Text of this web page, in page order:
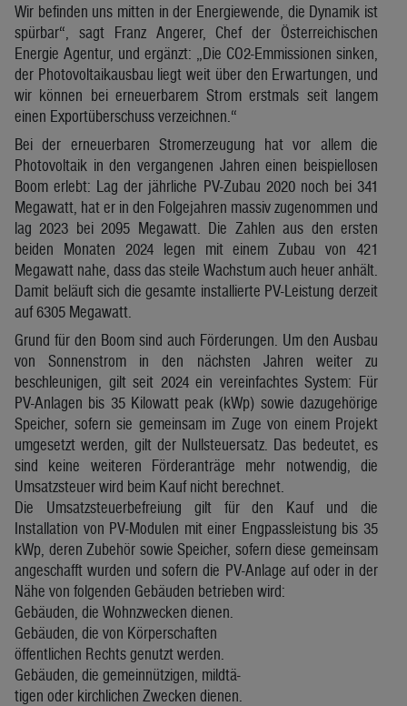
Wir befinden uns mitten in der Energiewende, die Dynamik ist
spürbar“, sagt Franz Angerer, Chef der Österreichischen
Energie Agentur, und ergänzt: „Die CO2-Emmissionen sinken,
der Photovoltaikausbau liegt weit über den Erwartungen, und
wir können bei erneuerbarem Strom erstmals seit langem
einen Exportüberschuss verzeichnen.“
Bei der erneuerbaren Stromerzeugung hat vor allem die
Photovoltaik in den vergangenen Jahren einen beispiellosen
Boom erlebt: Lag der jährliche PV-Zubau 2020 noch bei 341
Megawatt, hat er in den Folgejahren massiv zugenommen und
lag 2023 bei 2095 Megawatt. Die Zahlen aus den ersten
beiden Monaten 2024 legen mit einem Zubau von 421
Megawatt nahe, dass das steile Wachstum auch heuer anhält.
Damit beläuft sich die gesamte installierte PV-Leistung derzeit
auf 6305 Megawatt.
Grund für den Boom sind auch Förderungen. Um den Ausbau
von Sonnenstrom in den nächsten Jahren weiter zu
beschleunigen, gilt seit 2024 ein vereinfachtes System: Für
PV-Anlagen bis 35 Kilowatt peak (kWp) sowie dazugehörige
Speicher, sofern sie gemeinsam im Zuge von einem Projekt
umgesetzt werden, gilt der Nullsteuersatz. Das bedeutet, es
sind keine weiteren Förderanträge mehr notwendig, die
Umsatzsteuer wird beim Kauf nicht berechnet.
Die Umsatzsteuerbefreiung gilt für den Kauf und die
Installation von PV-Modulen mit einer Engpassleistung bis 35
kWp, deren Zubehör sowie Speicher, sofern diese gemeinsam
angeschafft wurden und sofern die PV-Anlage auf oder in der
Nähe von folgenden Gebäuden betrieben wird:
Gebäuden, die Wohnzwecken dienen.
Gebäuden, die von Körperschaften
öffentlichen Rechts genutzt werden.
Gebäuden, die gemeinnützigen, mildtä-
tigen oder kirchlichen Zwecken dienen.